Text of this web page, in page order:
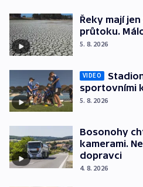
Řeky mají
průtoku.
5. 8. 2026
VIDEO
sportovními
5. 8. 2026
Bosonohy
kamerami.
dopravci
4. 8. 2026